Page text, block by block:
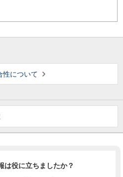
性について
は役に立ちましたか？